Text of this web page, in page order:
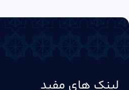
لینک های مفید